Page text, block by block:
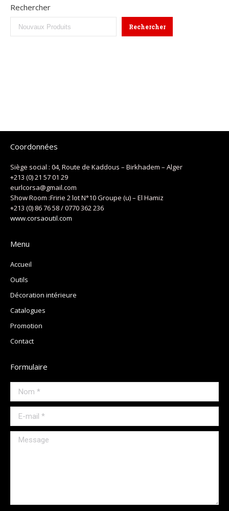
Rechercher
Rechercher
Coordonnées
Siège social : 04, Route de Kaddous – Birkhadem – Alger
+213 (0) 21 57 01 29
eurlcorsa@gmail.com
Show Room :Fririe 2 lot N°10 Groupe (u) – El Hamiz
+213 (0) 86 76 58 / 0770 362 236
www.corsaoutil.com
Menu
Accueil
Outils
Décoration intérieure
Catalogues
Promotion
Contact
Formulaire
Nom *
E-mail *
Message